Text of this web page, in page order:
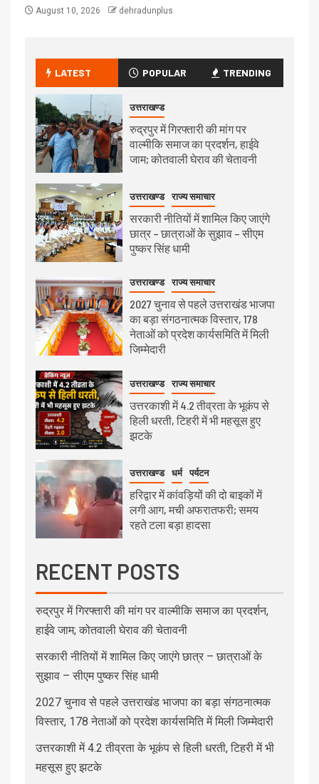
August 10, 2026 dehradunplus
LATEST POPULAR TRENDING
उत्तराखण्ड
रुद्रपुर में गिरफ्तारी की मांग पर
वाल्मीकि समाज का प्रदर्शन, हाईवे
जाम; कोतवाली घेराव की चेतावनी
उत्तराखण्ड राज्य समाचार
सरकारी नीतियों में शामिल किए जाएंगे
छात्र – छात्राओं के सुझाव – सीएम
पुष्कर सिंह धामी
उत्तराखण्ड राज्य समाचार
2027 चुनाव से पहले उत्तराखंड भाजपा
का बड़ा संगठनात्मक विस्तार, 178
नेताओं को प्रदेश कार्यसमिति में मिली
जिम्मेदारी
उत्तराखण्ड राज्य समाचार
उत्तरकाशी में 4.2 तीव्रता के भूकंप से
हिली धरती, टिहरी में भी महसूस हुए
झटके
उत्तराखण्ड धर्म पर्यटन
हरिद्वार में कांवड़ियों की दो बाइकों में
लगी आग, मची अफरातफरी; समय
रहते टला बड़ा हादसा
RECENT POSTS
रुद्रपुर में गिरफ्तारी की मांग पर वाल्मीकि समाज का प्रदर्शन,
हाईवे जाम; कोतवाली घेराव की चेतावनी
सरकारी नीतियों में शामिल किए जाएंगे छात्र – छात्राओं के
सुझाव – सीएम पुष्कर सिंह धामी
2027 चुनाव से पहले उत्तराखंड भाजपा का बड़ा संगठनात्मक
विस्तार, 178 नेताओं को प्रदेश कार्यसमिति में मिली जिम्मेदारी
उत्तरकाशी में 4.2 तीव्रता के भूकंप से हिली धरती, टिहरी में भी
महसूस हुए झटके